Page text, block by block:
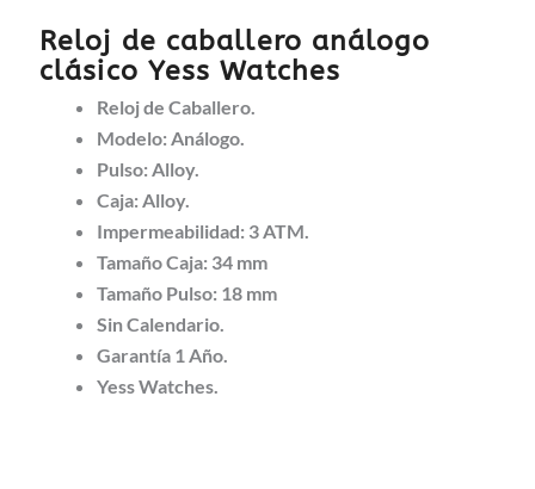
Reloj de caballero análogo
clásico Yess Watches
Reloj de Caballero.
Modelo: Análogo.
Pulso: Alloy.
Caja: Alloy.
Impermeabilidad: 3 ATM.
Tamaño Caja: 34 mm
Tamaño Pulso: 18 mm
Sin Calendario.
Garantía 1 Año.
Yess Watches.